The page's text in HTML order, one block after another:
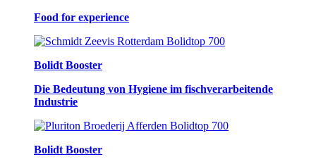
Food for experience
Bolidt Booster
Die Bedeutung von Hygiene im fischverarbeitende
Industrie
Bolidt Booster